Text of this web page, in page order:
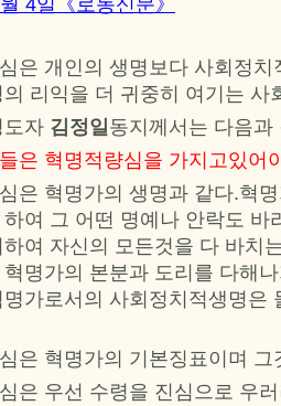
4일《로동신문》
은 개인의 생명보다 사회정
리익을 더 귀중히 여기는 사
도자 김정일동지께서는 다음
들은 혁명적량심을 가지고있어
은 혁명가의 생명과 같다.혁
여 그 어떤 명예나 안락도 바
하여 자신의 모든것을 다 바치
혁명가의 본분과 도리를 다해
가로서의 사회정치적생명은
은 혁명가의 기본징표이며
은 우선 수령을 진심으로 우